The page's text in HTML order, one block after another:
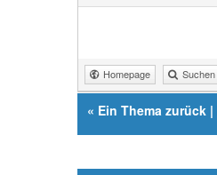
Homepage Suchen
« Ein Thema zurück |